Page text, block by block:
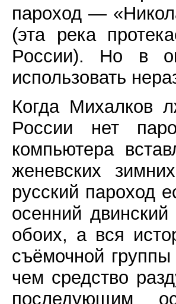
пароход —
(эта река
России). Но в
использовать
Когда Михалков
России нет
компьютера
женевских
русский пароход
осенний
обоих, а вся
съёмочной
чем средство
последующим